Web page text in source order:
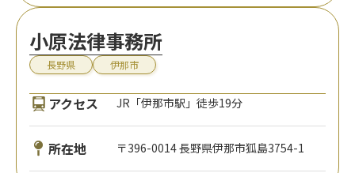
小原法律事務所
長野県 伊那市
アクセス JR「伊那市駅」徒歩19分
所在地 〒396-0014 長野県伊那市狐島3754-1